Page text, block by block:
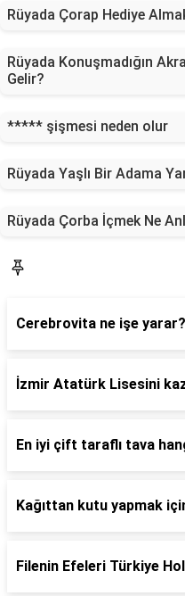
Rüyada Çorap Hediye
Rüyada Konuşmadığın
Gelir?
***** şişmesi neden olur
Rüyada Yaşlı Bir Adama
Rüyada Çorba İçmek Ne
Cerebrovita ne işe yarar?
İzmir Atatürk Lisesini
En iyi çift taraflı tava
Kağıttan kutu yapmak
Filenin Efeleri Türkiye